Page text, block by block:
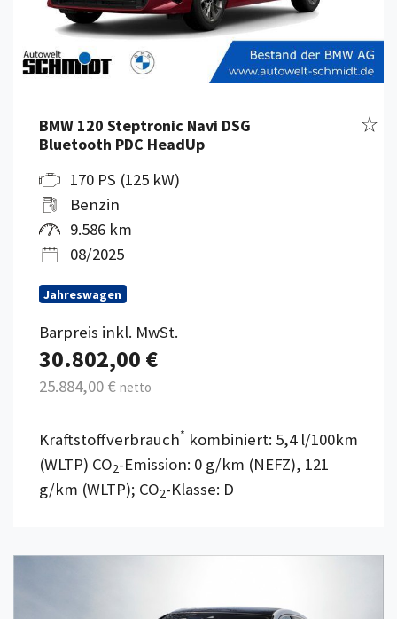
BMW 120 Steptronic Navi DSG
Bluetooth PDC HeadUp
170 PS (125 kW)
Benzin
9.586 km
08/2025
Jahreswagen
Barpreis inkl. MwSt.
30.802,00 €
25.884,00 € netto
Kraftstoffverbrauch* kombiniert: 5,4 l/100km
(WLTP) CO2-Emission: 0 g/km (NEFZ), 121
g/km (WLTP); CO2-Klasse: D